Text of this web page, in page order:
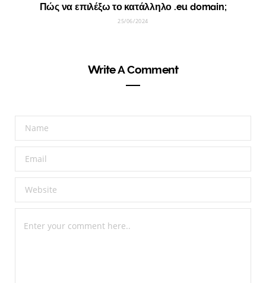
Πώς να επιλέξω το κατάλληλο .eu domain;
25/06/2024
Write A Comment